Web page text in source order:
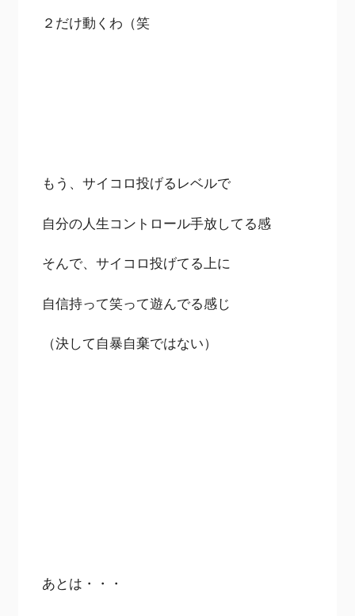
２だけ動くわ（笑
もう、サイコロ投げるレベルで
自分の人生コントロール手放してる感
そんで、サイコロ投げてる上に
自信持って笑って遊んでる感じ
（決して自暴自棄ではない）
あとは・・・